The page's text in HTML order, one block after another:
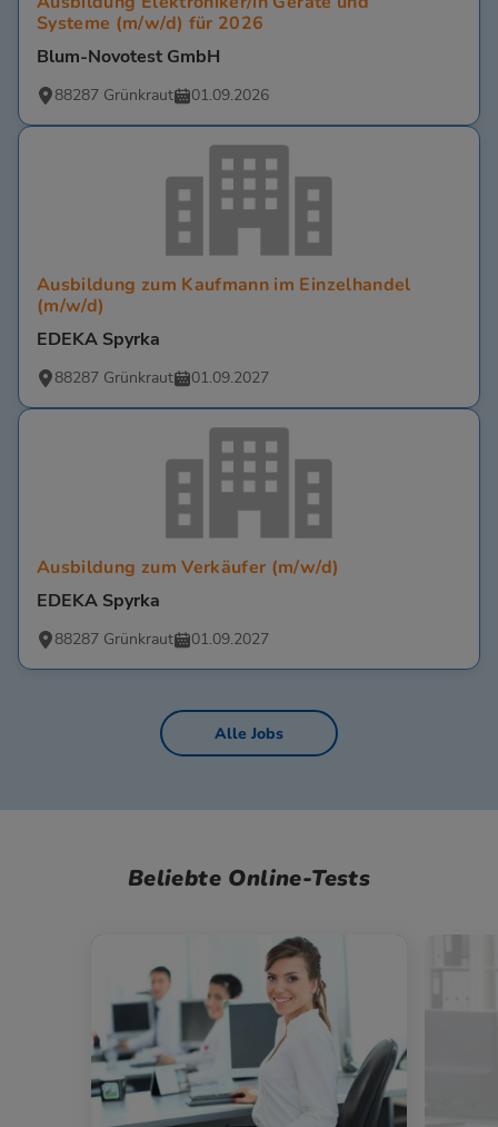
Systeme (m/w/d) für 2026
Blum-Novotest GmbH
88287 Grünkraut 01.09.2026
Ausbildung zum Kaufmann im Einzelhandel
(m/w/d)
EDEKA Spyrka
88287 Grünkraut 01.09.2027
Ausbildung zum Verkäufer (m/w/d)
EDEKA Spyrka
88287 Grünkraut 01.09.2027
Alle Jobs
Beliebte Online-Tests